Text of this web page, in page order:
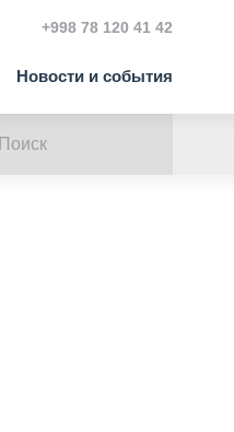
Новости и события
+998 78 120 41 42